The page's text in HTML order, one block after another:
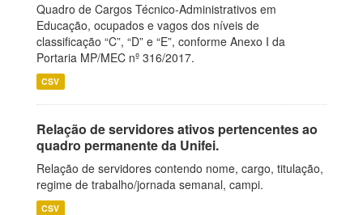
Quadro de Cargos Técnico-Administrativos em
Educação, ocupados e vagos dos níveis de
classificação “C”, “D” e “E”, conforme Anexo I da
Portaria MP/MEC nº 316/2017.
CSV
Relação de servidores ativos pertencentes ao
quadro permanente da Unifei.
Relação de servidores contendo nome, cargo, titulação,
regime de trabalho/jornada semanal, campi.
CSV